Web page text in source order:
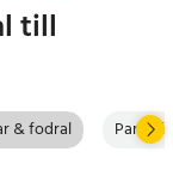
till
& fodral